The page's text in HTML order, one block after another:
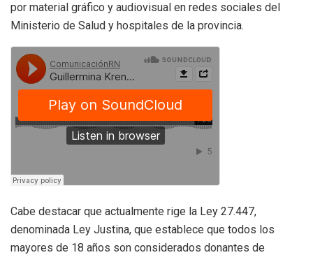
por material gráfico y audiovisual en redes sociales del
Ministerio de Salud y hospitales de la provincia.
Cabe destacar que actualmente rige la Ley 27.447,
denominada Ley Justina, que establece que todos los
mayores de 18 años son considerados donantes de